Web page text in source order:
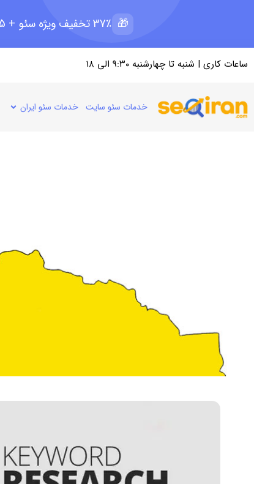
🎁 37٪ تخفیف ویژه سئو + 5 میلیون رپرتاژ رایگان؛ ظرفیت 11 از 15
ساعات کاری | شنبه تا چهارشنبه ۹:۳۰ الی ۱۸
خدمات سئو سایت خدمات سئو ایران